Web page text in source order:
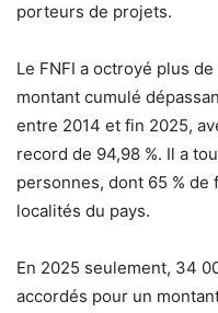
porteurs de projets.
Le FNFI a octroyé plus
montant cumulé
entre 2014 et fin 2025,
record de 94,98 %. Il a
personnes, dont 65 % de
localités du pays.
En 2025 seulement, 34
accordés pour un